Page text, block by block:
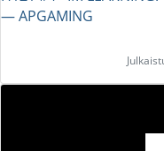
― APGAMING